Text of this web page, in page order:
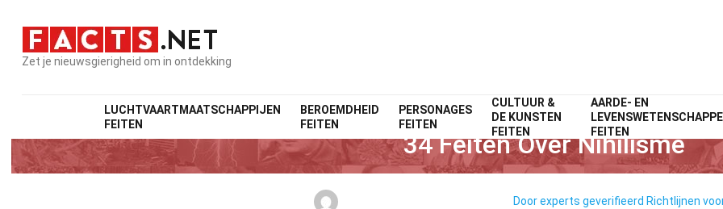
Zet je nieuwsgierigheid om in ontdekking
LUCHTVAARTMAATSCHAPPIJEN
FEITEN
BEROEMDHEID
FEITEN
PERSONAGES
FEITEN
CULTUUR &
DE KUNSTEN
FEITEN
AARDE- EN
FEITEN
Home Filosofie & DenkenFeiten FilosofieFeiten
34 Feiten Over Nihilisme
Door experts geverifieerd Richtlijnen